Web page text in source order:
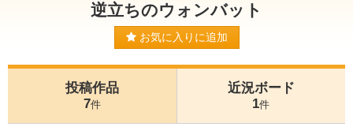
逆立ちのウォンバット
お気に入りに追加
投稿作品
7件
近況ボード
1件